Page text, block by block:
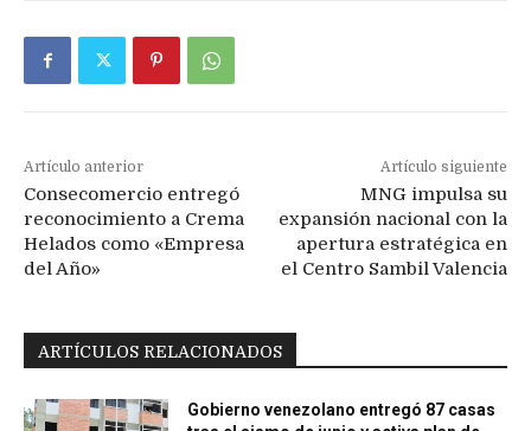
Artículo anterior
Consecomercio entregó
reconocimiento a Crema
Helados como «Empresa
del Año»
Artículo siguiente
MNG impulsa su
expansión nacional con la
apertura estratégica en
el Centro Sambil Valencia
ARTÍCULOS RELACIONADOS
Gobierno venezolano entregó 87 casas